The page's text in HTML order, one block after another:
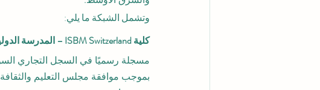
وتشمل الشبكة ما يلي:
كلية ISBM Switzerland – المدرسة الدولية للإدارة (سويسرا – لوتسرن)
مسجلة رسميًا في السجل التجاري
بموجب موافقة مجلس التعليم